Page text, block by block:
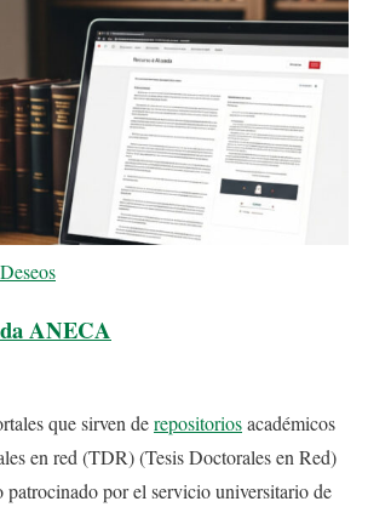
ANECA
que sirven derepositoriosacadémicos
en red (TDR) (Tesis Doctorales en Red)
patrocinado por el servicio universitario de